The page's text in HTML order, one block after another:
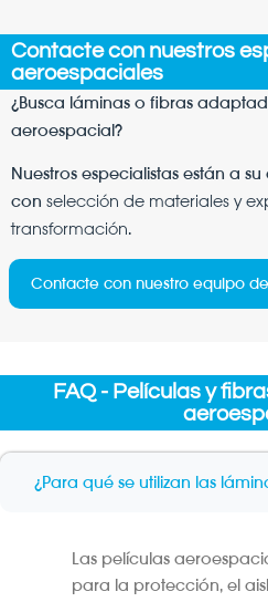
Contacte con nuestros
aeroespaciales
¿Busca láminas o fibras
aeroespacial?
Nuestros especialistas están a
con selección de materiales y
transformación.
Contacte con nuestro equipo
FAQ - Películas y
¿Para qué se utilizan las
Las películas
para la protección, el